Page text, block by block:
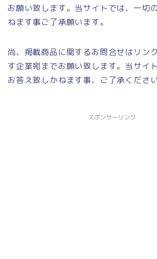
お願い致します。当サイトでは、一切
ねます事ご了承願います。
尚、掲載商品に関するお問合せはリン
す企業宛までお願い致します。当サイ
お答え致しかねます事、ご了承ください
スポンサーリンク